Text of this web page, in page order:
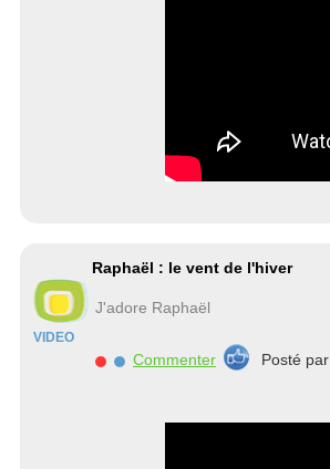
VIDEO
Raphaël : le vent de l'hiver
J'adore Raphaël
Commenter Posté par